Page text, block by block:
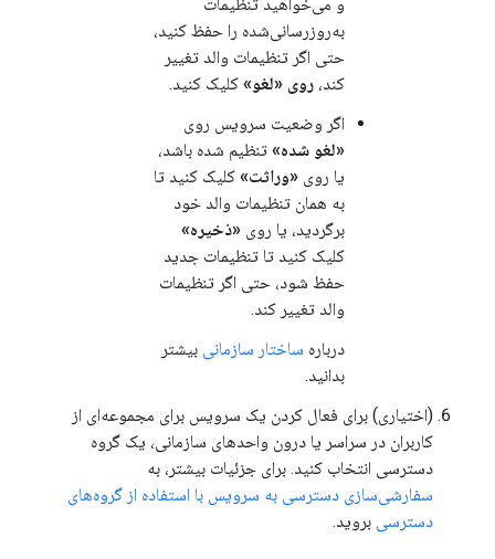
به‌روزرسانی‌شده را حفظ کنید،
حتی اگر تنظیمات والد تغییر
کند، روی «لغو» کلیک کنید.
اگر وضعیت سرویس روی
«لغو شده» تنظیم شده باشد،
یا روی «وراثت» کلیک کنید تا
به همان تنظیمات والد خود
برگردید، یا روی «ذخیره»
کلیک کنید تا تنظیمات جدید
حفظ شود، حتی اگر تنظیمات
والد تغییر کند.
درباره ساختار سازمانی بیشتر
بدانید.
(اختیاری) برای فعال کردن یک سرویس برای مجموعه‌ای از
کاربران در سراسر یا درون واحدهای سازمانی، یک گروه
دسترسی انتخاب کنید. برای جزئیات بیشتر، به
سفارشی‌سازی دسترسی به سرویس با استفاده از گروه‌های
دسترسی بروید.